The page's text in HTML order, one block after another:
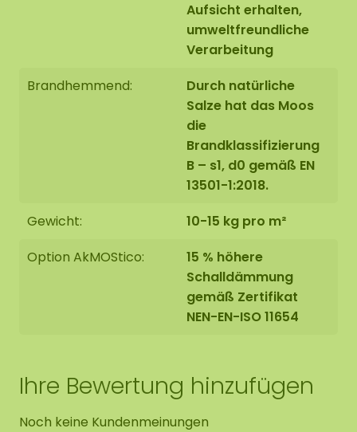
Aufsicht erhalten,
umweltfreundliche
Verarbeitung
Brandhemmend:
Durch natürliche
Salze hat das Moos
die
Brandklassifizierung
B – s1, d0 gemäß EN
13501-1:2018.
Gewicht:
10-15 kg pro m²
Option AkMOStico:
15 % höhere
Schalldämmung
gemäß Zertifikat
NEN-EN-ISO 11654
Ihre Bewertung hinzufügen
Noch keine Kundenmeinungen